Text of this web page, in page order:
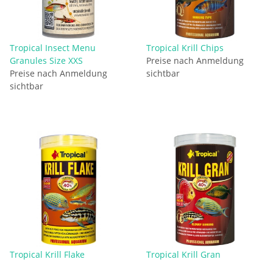
Tropical Insect Menu
Granules Size XXS
Preise nach Anmeldung
sichtbar
Tropical Krill Chips
Preise nach Anmeldung
sichtbar
Tropical Krill Flake
Tropical Krill Gran